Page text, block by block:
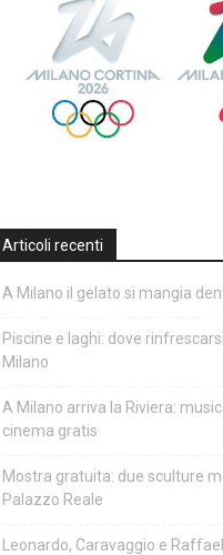
Articoli recenti
A Milano il gelato si mangia
Piscine e laghi: dove
Milano
A Milano arriva la Riviera:
cinema gratis
Mostra gratuita: due sculture
Palazzo Reale
Leonardo, Caravaggio e